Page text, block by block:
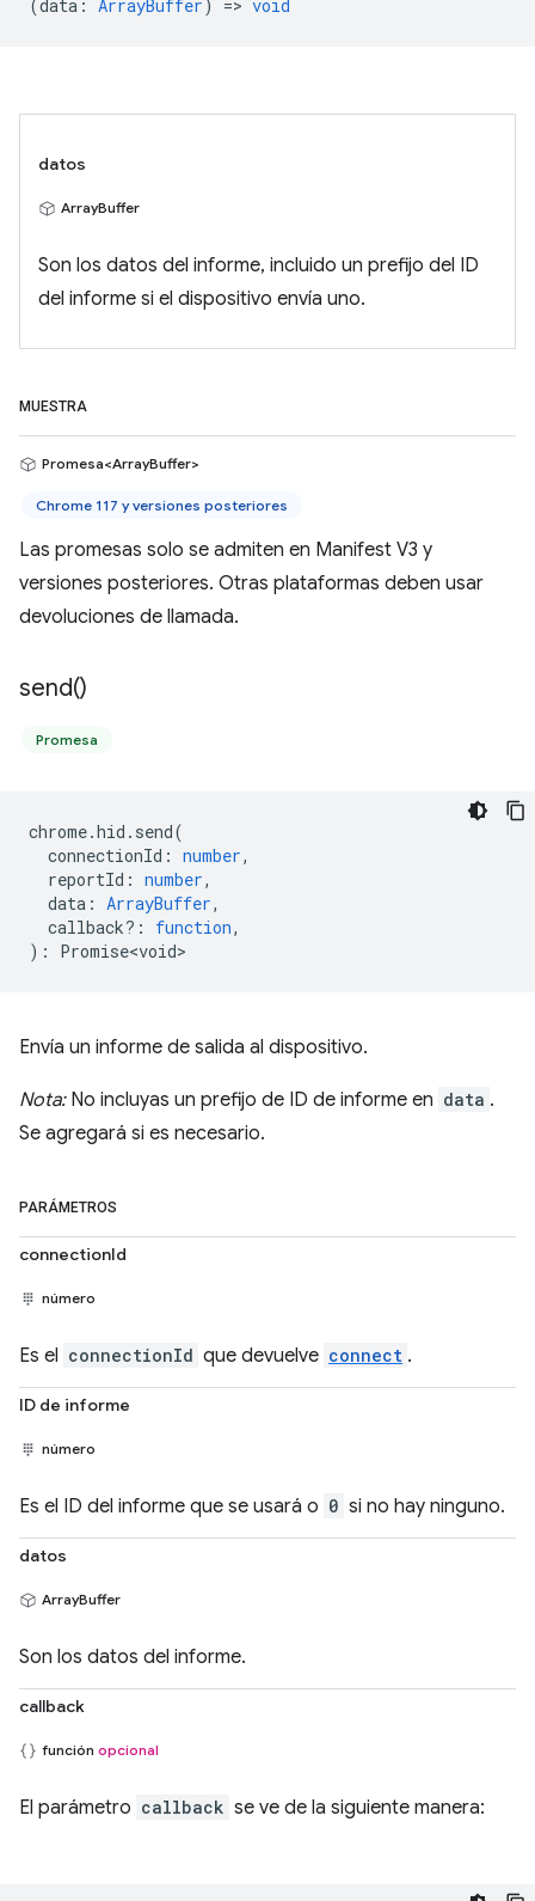
(data : ArrayBuffer ) => void
datos
ArrayBuffer
Son los datos del informe, incluido un prefijo del ID
del informe si el dispositivo envía uno.
MUESTRA
Promesa<ArrayBuffer>
Chrome 117 y versiones posteriores
Las promesas solo se admiten en Manifest V3 y
versiones posteriores. Otras plataformas deben usar
devoluciones de llamada.
send()
Promesa
chrome.hid . send(
connectionId : number,
reportId : number,
data : ArrayBuffer,
callback? : function,
) : Promise<void>
Envía un informe de salida al dispositivo.
Nota:No incluyas un prefijo de ID de informe en data .
Se agregará si es necesario.
PARÁMETROS
connectionId
número
Es el connectionId que devuelve connect .
ID de informe
número
Es el ID del informe que se usará o 0 si no hay ninguno.
datos
ArrayBuffer
Son los datos del informe.
callback
función opcional
El parámetro callback se ve de la siguiente manera: